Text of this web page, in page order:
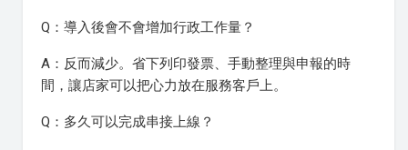
Q：導入後會不會增加行政工作量？
A：反而減少。省下列印發票、手動整理與申報的時
間，讓店家可以把心力放在服務客戶上。
Q：多久可以完成串接上線？